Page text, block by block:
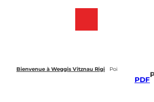
Bienvenue à Weggis Vitznau Rigi Poi
PDF